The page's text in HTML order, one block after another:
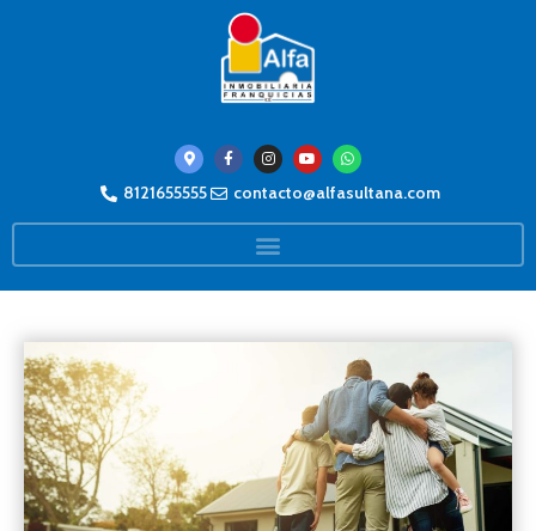
8121655555 contacto@alfasultana.com